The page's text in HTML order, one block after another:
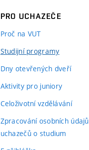
PRO UCHAZEČE
Proč na VUT
Studijní programy
Dny otevřených dveří
Aktivity pro juniory
Celoživotní vzdělávání
Zpracování osobních údajů
uchazečů o studium